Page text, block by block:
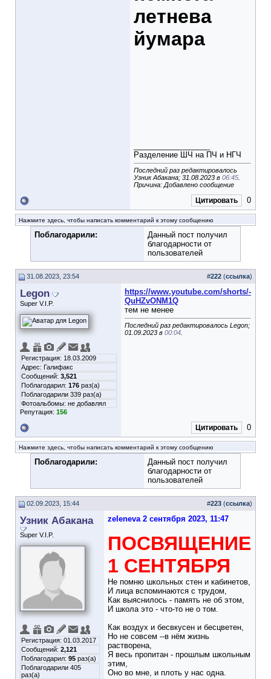
летнева
йумара
Разделение ШЧ на ПЧ и НГЧ
Последний раз редактировалось
Узник Абакана; 31.08.2023 в 06:45
Причина: Добавлено сообщение
Цитировать 0
Нажмите здесь, чтобы написать комментарий к этому сообщению
Поблагодарили:
Данный пост получил
благодарности от
пользователей
31.08.2023, 23:54 #222 (ссылка)
Legon
Super V.I.P.
Регистрация: 18.03.2009
Адрес: Галифакс
Сообщений: 3,521
Поблагодарил: 176 раз(а)
Поблагодарили 339 раз(а)
Фотоальбомы: не добавлял
Репутация: 156
https://www.youtube.com/shorts/-
QuHZvONM1Q
тем не менее
Последний раз редактировалось Legon;
01.09.2023 в 00:04
Цитировать 0
Нажмите здесь, чтобы написать комментарий к этому сообщению
Поблагодарили:
Данный пост получил
благодарности от
пользователей
02.09.2023, 15:44 #223 (ссылка)
Узник Абакана
Super V.I.P.
Регистрация: 01.03.2017
Сообщений: 2,121
Поблагодарил: 95 раз(а)
Поблагодарили 405
раз(а)
zeleneva 2 сентября 2023, 11:47
ПОСВЯЩЕНИЕ
1 СЕНТЯБРЯ
Не помню школьных стен и кабинетов,
И лица вспоминаются с трудом,
Как выяснилось - память не об этом,
И школа это - что-то не о том.
Как воздух и бесвкусен и бесцветен,
Но не совсем --в нём жизнь
растворена,
Я весь пропитан - прошлым школьным
этим,
Оно во мне, и плоть у нас одна.